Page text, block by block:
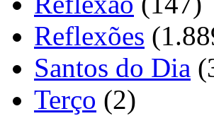
Reflexões
Santos do Dia
Terço (2)